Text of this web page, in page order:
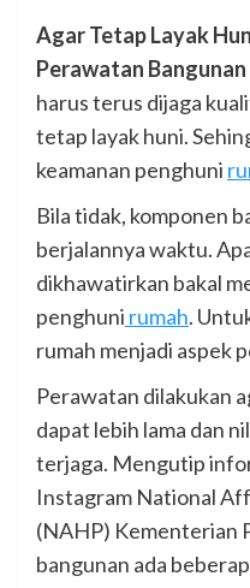
Agar Tetap Layak
Perawatan Bangunan
harus terus dijaga
tetap layak huni.
keamanan penghuni
Bila tidak, komponen
berjalannya waktu.
dikhawatirkan bakal
penghuni rumah.
rumah menjadi aspek
Perawatan dilakukan
dapat lebih lama dan
terjaga. Mengutip
Instagram National
(NAHP) Kementerian
bangunan ada